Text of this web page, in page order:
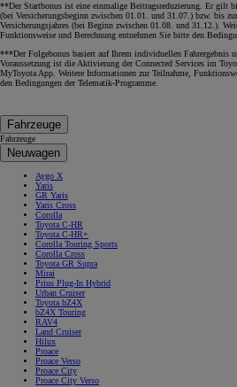
**Der Startbonus ist eine einmalige Beitragsreduzierung. Er gilt
(bei Versicherungsbeginn zwischen 01.01. und 31.07.) bzw. bis
Versicherungsjahres (bei Beginn zwischen 01.08. und 31.12.).
Funktionsweise und Berechnung entnehmen Sie bitte den
***Der Folgebonus basiert auf Ihrem individuellen Fahrergebnis
Voraussetzung ist die Aktivierung der Connected Services im
MyToyota App. Weitere Informationen zur Teilnahme,
den Bedingungen der Telematik-Programme.
Fahrzeuge
Fahrzeuge
Neuwagen
Aygo X
Yaris
GR Yaris
Yaris Cross
Corolla
Toyota C-HR
Toyota C-HR+
Corolla Touring Sports
Corolla Cross
Toyota GR Supra
Mirai
Prius Plug-In Hybrid
Urban Cruiser
Toyota bZ4X
bZ4X Touring
RAV4
Land Cruiser
Hilux
Proace
Proace Verso
Proace City
Proace City Verso